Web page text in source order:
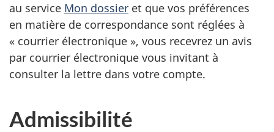
au service Mon dossier et que vos préférences
en matière de correspondance sont réglées à
« courrier électronique », vous recevrez un avis
par courrier électronique vous invitant à
consulter la lettre dans votre compte.
Admissibilité